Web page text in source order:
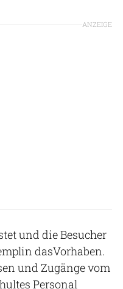
ANZEIGE
und die Besucher
dasVorhaben.
und Zugänge vom
Personal